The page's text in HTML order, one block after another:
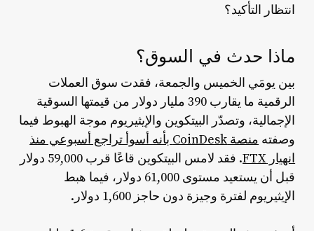
انتظار التأكيد؟
ماذا حدث في السوق؟
بين يومَي الخميس والجمعة، فقدت سوق العملات
الرقمية ما يقارب 390 مليار دولار من قيمتها السوقية
الإجمالية، وتصدّر البيتكوين والإيثيريوم موجة الهبوط فيما
وصفته
منصة CoinDesk بأنه أسوأ تراجع أسبوعي منذ
انهيار FTX
. فقد لامس البيتكوين قاعًا قرب 59,000 دولار
قبل أن يستعيد مستوى 61,000 دولار، فيما هبط
الإيثيريوم لفترة وجيزة دون حاجز 1,600 دولار.